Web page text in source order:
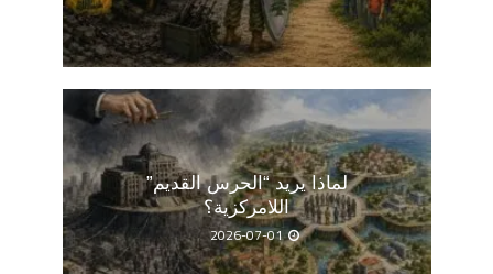
لماذا يريد “الحرس القديم”
اللامركزية؟
2026-07-01